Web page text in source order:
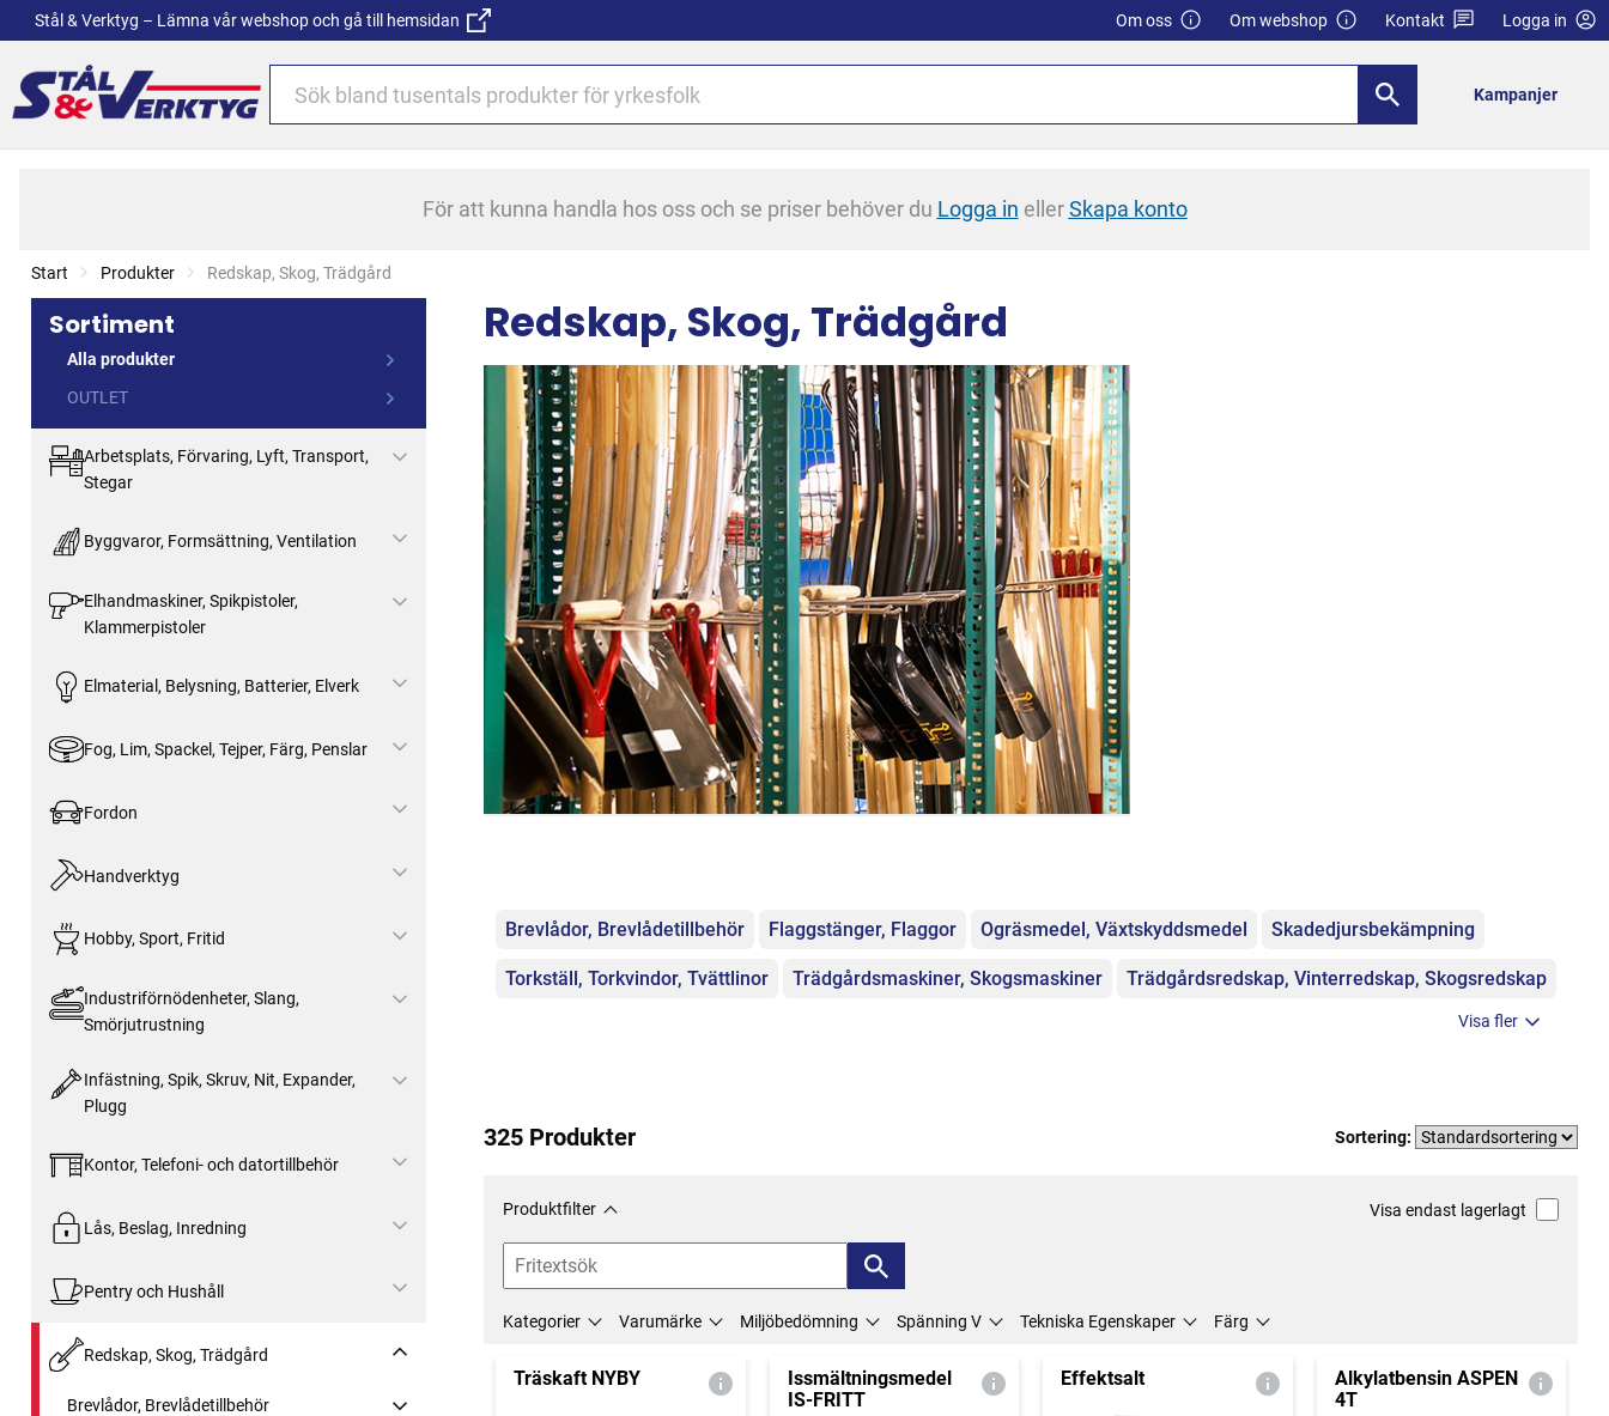
Stål & Verktyg – Lämna vår webshop och gå till hemsidan Om oss Om webshop Kontakt Logga in
Kampanjer
För att kunna handla hos oss och se priser behöver du Logga in ellerSkapa konto
Start Produkter Current:
Redskap, Skog, Trädgård
Sortiment
Alla produkter
OUTLET
Arbetsplats, Förvaring, Lyft, Transport,
Stegar
Byggvaror, Formsättning, Ventilation
Elhandmaskiner, Spikpistoler,
Klammerpistoler
Elmaterial, Belysning, Batterier, Elverk
Fog, Lim, Spackel, Tejper, Färg, Penslar
Fordon
Handverktyg
Hobby, Sport, Fritid
Industriförnödenheter, Slang,
Smörjutrustning
Infästning, Spik, Skruv, Nit, Expander,
Plugg
Kontor, Telefoni- och datortillbehör
Lås, Beslag, Inredning
Pentry och Hushåll
Redskap, Skog, Trädgård
Brevlådor, Brevlådetillbehör
Redskap, Skog, Trädgård
Kategorier
Brevlådor, Brevlådetillbehör Flaggstänger, Flaggor Ogräsmedel, Växtskyddsmedel Skadedjursbekämpning
Torkställ, Torkvindor, Tvättlinor Trädgårdsmaskiner, Skogsmaskiner Trädgårdsredskap, Vinterredskap, Skogsredskap
Visa fler
325 Produkter Sortering:
Produktfilter Visa endast lagerlagt
Kategorier Varumärke Miljöbedömning Spänning V Tekniska Egenskaper Färg
Träskaft NYBY
Issmältningsmedel
IS-FRITT
Effektsalt
Alkylatbensin ASPEN
4T